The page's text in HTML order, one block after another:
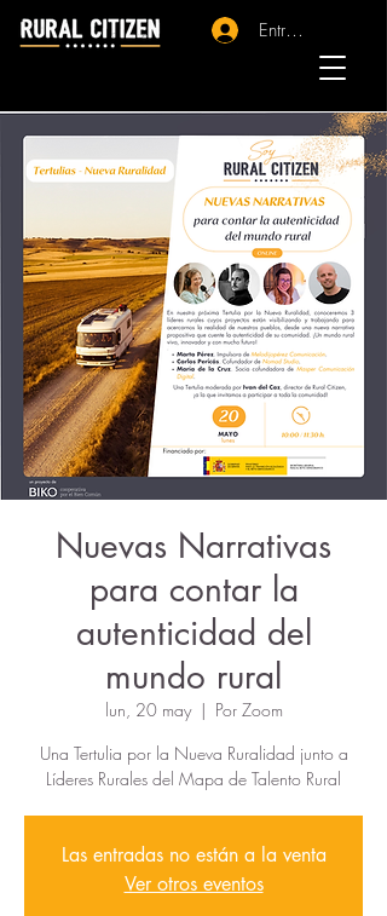
Entrar - Registro
Nuevas Narrativas
para contar la
autenticidad del
mundo rural
lun, 20 may
  |
Por Zoom
Una Tertulia por la Nueva Ruralidad junto a
Líderes Rurales del Mapa de Talento Rural
Las entradas no están a la venta
Ver otros eventos